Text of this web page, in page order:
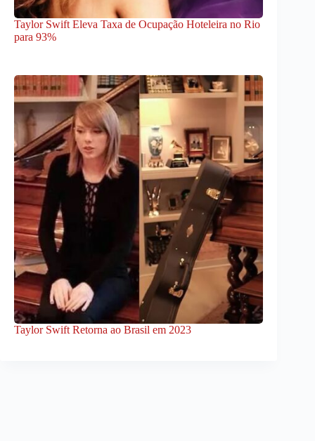
Taylor Swift Eleva Taxa de Ocupação Hoteleira no Rio
para 93%
Taylor Swift Retorna ao Brasil em 2023